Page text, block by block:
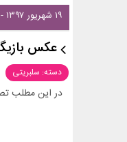
۱۹ شهریور ۱۳۹۷ - ۰۹:۴۷
عکس
دسته: سلبریتی
در این مطلب